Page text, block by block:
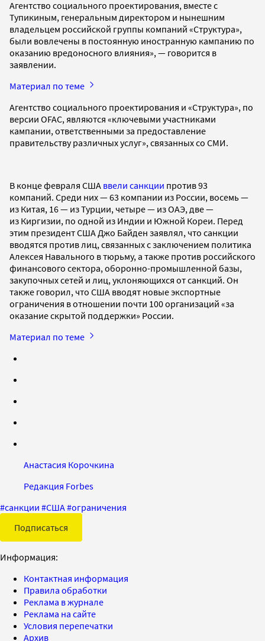
Агентство социального проектирования, вместе с
Тупикиным, генеральным директором и нынешним
владельцем российской группы компаний «Структура»,
были вовлечены в постоянную иностранную кампанию по
оказанию вредоносного влияния», — говорится в
заявлении.
Материал по теме
Агентство социального проектирования и «Структура», по
версии OFAC, являются «ключевыми участниками
кампании, ответственными за предоставление
правительству различных услуг», связанных со СМИ.
В конце февраля США ввели санкции против 93
компаний. Среди них — 63 компании из России, восемь —
из Китая, 16 — из Турции, четыре — из ОАЭ, две —
из Киргизии, по одной из Индии и Южной Кореи. Перед
этим президент США Джо Байден заявлял, что санкции
вводятся против лиц, связанных с заключением политика
Алексея Навального в тюрьму, а также против российского
финансового сектора, оборонно-промышленной базы,
закупочных сетей и лиц, уклоняющихся от санкций. Он
также говорил, что США вводят новые экспортные
ограничения в отношении почти 100 организаций «за
оказание скрытой поддержки» России.
Материал по теме
Анастасия Корочкина
Редакция Forbes
#санкции #США#ограничения
Подписаться
Информация:
Контактная информация
Правила обработки
Реклама в журнале
Реклама на сайте
Условия перепечатки
Архив